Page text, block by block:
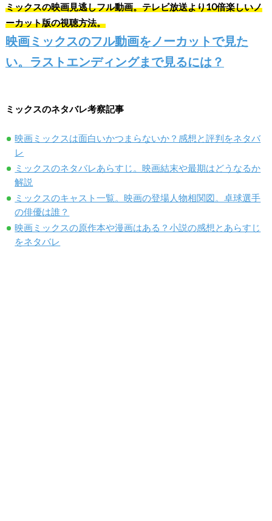
ミックスの映画見逃しフル動画。テレビ放送より10倍楽しいノ
ーカット版の視聴方法。
映画ミックスのフル動画をノーカットで見た
い。ラストエンディングまで見るには？
ミックスのネタバレ考察記事
映画ミックスは面白いかつまらないか？感想と評判をネタバ
レ
ミックスのネタバレあらすじ。映画結末や最期はどうなるか
解説
ミックスのキャスト一覧。映画の登場人物相関図。卓球選手
の俳優は誰？
映画ミックスの原作本や漫画はある？小説の感想とあらすじ
をネタバレ